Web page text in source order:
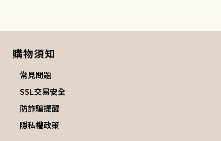
購物須知
常見問題
SSL交易安全
防詐騙提醒
隱私權政策